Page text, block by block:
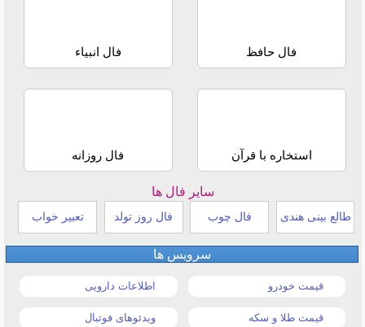
فال حافظ فال انبیاء
استخاره با قرآن فال روزانه
سایر فال ها
طالع بینی هندی فال چوب فال روز تولد تعبیر خواب
سرویس ها
قیمت خودرو اطلاعات دارویی
قیمت طلا و سکه ویدئوهای فوتبال